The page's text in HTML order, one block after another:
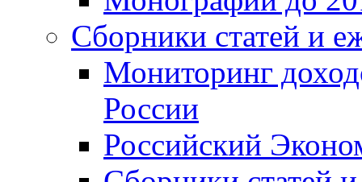
Сборники статей и
Мониторинг
России
Российский